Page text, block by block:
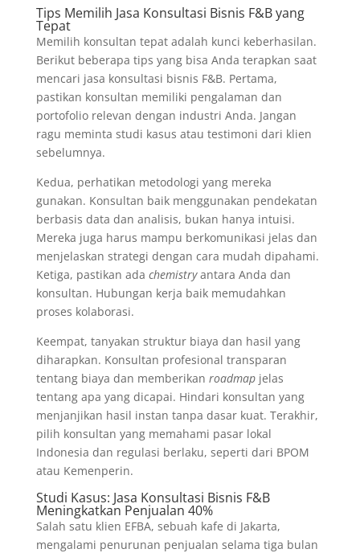
Tips Memilih Jasa Konsultasi Bisnis F&B yang
Tepat
Memilih konsultan tepat adalah kunci keberhasilan.
Berikut beberapa tips yang bisa Anda terapkan saat
mencari jasa konsultasi bisnis F&B. Pertama,
pastikan konsultan memiliki pengalaman dan
portofolio relevan dengan industri Anda. Jangan
ragu meminta studi kasus atau testimoni dari klien
sebelumnya.
Kedua, perhatikan metodologi yang mereka
gunakan. Konsultan baik menggunakan pendekatan
berbasis data dan analisis, bukan hanya intuisi.
Mereka juga harus mampu berkomunikasi jelas dan
menjelaskan strategi dengan cara mudah dipahami.
Ketiga, pastikan ada chemistryantara Anda dan
konsultan. Hubungan kerja baik memudahkan
proses kolaborasi.
Keempat, tanyakan struktur biaya dan hasil yang
diharapkan. Konsultan profesional transparan
tentang biaya dan memberikan roadmapjelas
tentang apa yang dicapai. Hindari konsultan yang
menjanjikan hasil instan tanpa dasar kuat. Terakhir,
pilih konsultan yang memahami pasar lokal
Indonesia dan regulasi berlaku, seperti dari BPOM
atau Kemenperin.
Studi Kasus: Jasa Konsultasi Bisnis F&B
Meningkatkan Penjualan 40%
Salah satu klien EFBA, sebuah kafe di Jakarta,
mengalami penurunan penjualan selama tiga bulan